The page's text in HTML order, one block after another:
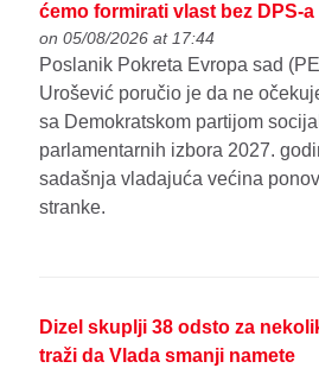
ćemo formirati vlast bez DPS-a
on 05/08/2026 at 17:44
Poslanik Pokreta Evropa sad
Urošević poručio je da ne
sa Demokratskom partijom
parlamentarnih izbora 2027.
sadašnja vladajuća većina
stranke.
Dizel skuplji 38 odsto za
traži da Vlada smanji namete